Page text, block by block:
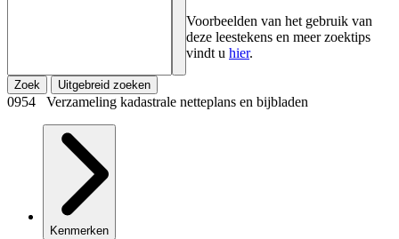
Voorbeelden van het gebruik van
deze leestekens en meer zoektips
vindt u hier.
Zoek Uitgebreid zoeken
0954 Verzameling kadastrale netteplans en bijbladen
Kenmerken